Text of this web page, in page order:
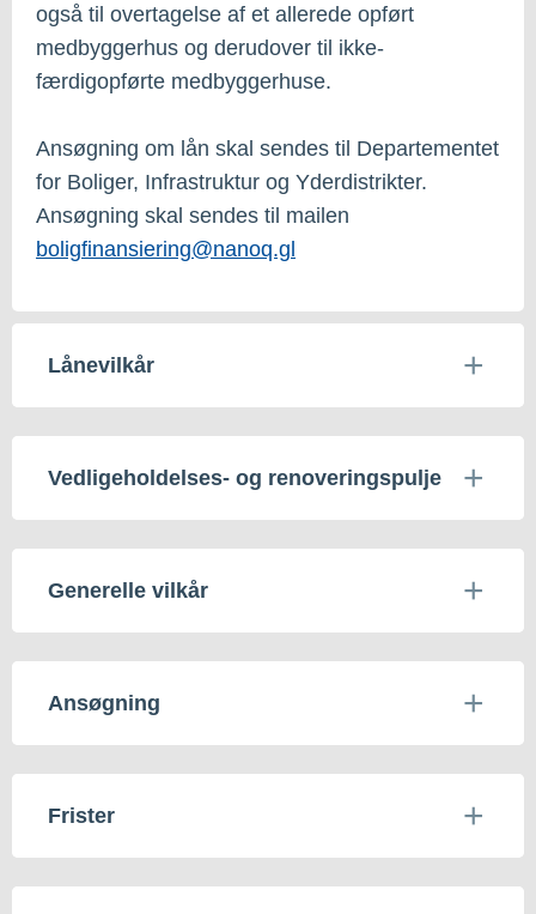
også til overtagelse af et allerede opført
medbyggerhus og derudover til ikke-
færdigopførte medbyggerhuse.
Ansøgning om lån skal sendes til Departementet
for Boliger, Infrastruktur og Yderdistrikter.
Ansøgning skal sendes til mailen
boligfinansiering@nanoq.gl
Lånevilkår
Vedligeholdelses- og renoveringspulje
Generelle vilkår
Ansøgning
Frister